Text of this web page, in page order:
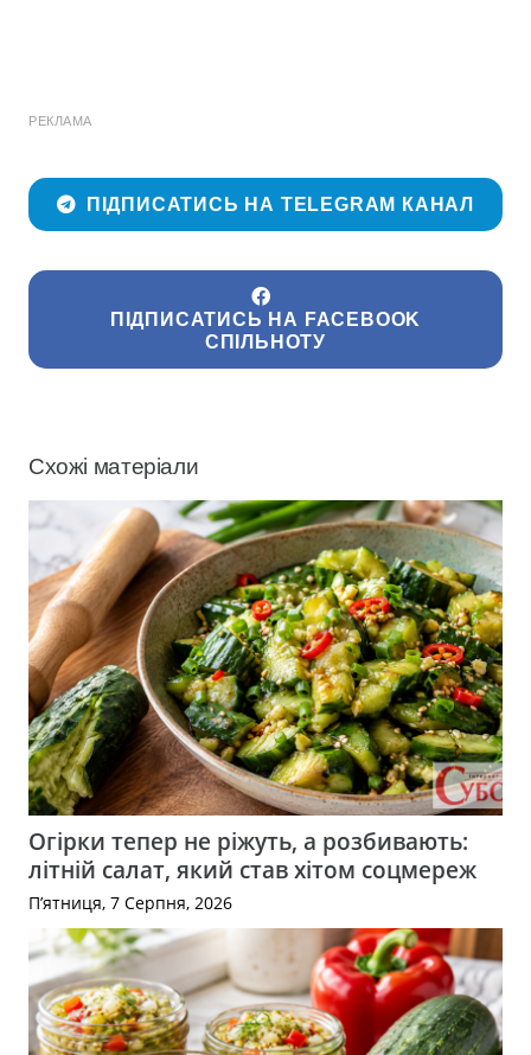
РЕКЛАМА
ПІДПИСАТИСЬ НА TELEGRAM КАНАЛ
ПІДПИСАТИСЬ НА FACEBOOK
СПІЛЬНОТУ
Схожі матеріали
Огірки тепер не ріжуть, а розбивають:
літній салат, який став хітом соцмереж
П’ятниця, 7 Серпня, 2026